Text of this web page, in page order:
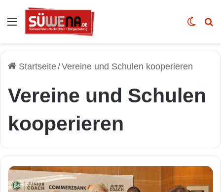
Auswahl Skin
Startseite/Vereine und Schulen kooperieren
Vereine und Schulen
kooperieren